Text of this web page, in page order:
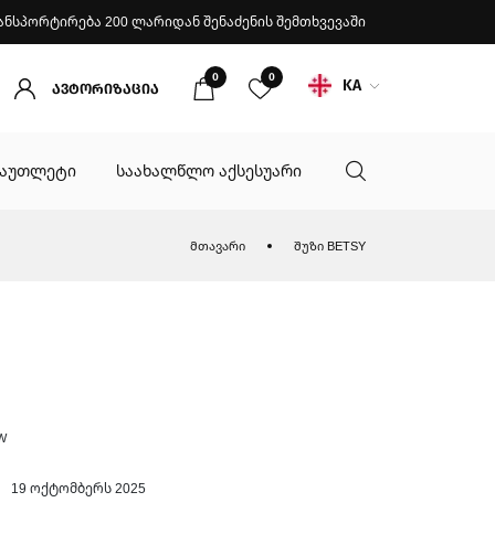
200 ლარიდან შენაძენის შემთხვევაში
ავტორიზაცია
0 0 KA
აუთლეტი საახალწლო აქსესუარი
მთავარი შუზი BETSY
19 ოქტომბერს 2025